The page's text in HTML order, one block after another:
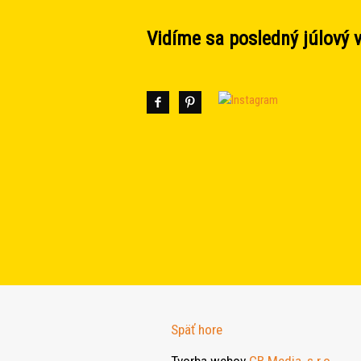
Vidíme sa posledný júlový
Späť hore